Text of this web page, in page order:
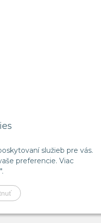
služieb pre vás.
preferencie. Viac
• e-shop